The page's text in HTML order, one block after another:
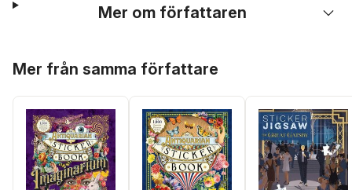
Mer om författaren
Mer från samma författare